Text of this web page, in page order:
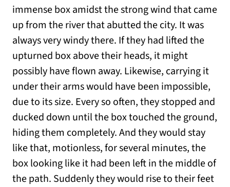
immense box amidst the strong wind that came
up from the river that abutted the city. It was
always very windy there. If they had lifted the
upturned box above their heads, it might
possibly have flown away. Likewise, carrying it
under their arms would have been impossible,
due to its size. Every so often, they stopped and
ducked down until the box touched the ground,
hiding them completely. And they would stay
like that, motionless, for several minutes, the
box looking like it had been left in the middle of
the path. Suddenly they would rise to their feet